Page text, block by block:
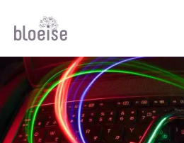
Contentmarketing
Online marketing
Alle topics